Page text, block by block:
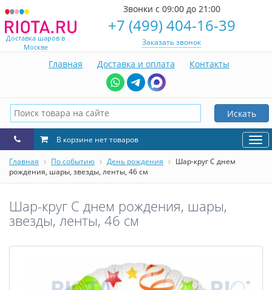
Доставка шаров в
Москве
Звонки с 09:00 до 21:00
+7 (499) 404-16-39
Заказать звонок
Главная Доставка и оплата Контакты
Искать
В корзине нет товаров
Главная По событию День рождения
Шар-круг С днем
рождения, шары, звезды, ленты, 46 см
Шар-круг С днем рождения, шары,
звезды, ленты, 46 см